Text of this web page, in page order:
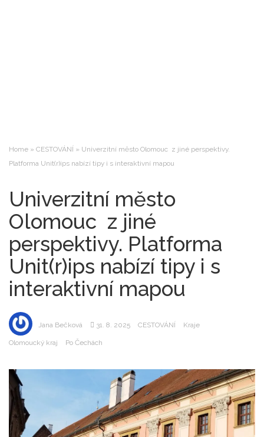
Home » CESTOVÁNÍ » Univerzitní město Olomouc z jiné perspektivy.
Platforma Unit(r)ips nabízí tipy i s interaktivní mapou
Univerzitní město
Olomouc z jiné
perspektivy. Platforma
Unit(r)ips nabízí tipy i s
interaktivní mapou
Jana Bečková 31. 8. 2025 CESTOVÁNÍ Kraje
Olomoucký kraj Po Čechách